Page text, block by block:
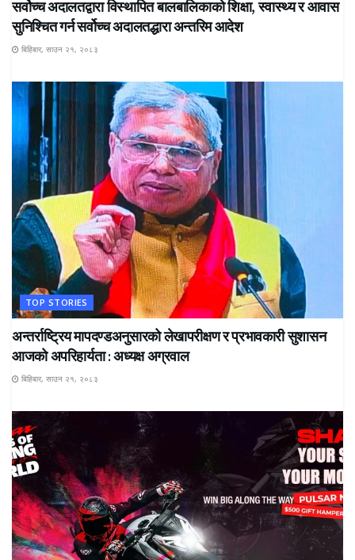
सर्वोच्च अदालतद्वारा विस्थापित बालबालिकाको शिक्षा, स्वास्थ्य र आवास
सुनिश्चित गर्न सर्वोच्च अदालतद्धारा अन्तरिम आदेश
बिहिबार, साउन २१, २०८३
TOP STORIES
अन्तर्राष्ट्रिय मापदण्डअनुसारको लेखापरीक्षण र प्रभावकारी सुशासन
आजको अपरिहार्यता : अध्यक्ष अग्रवाल
बिहिबार, साउन २१, २०८३